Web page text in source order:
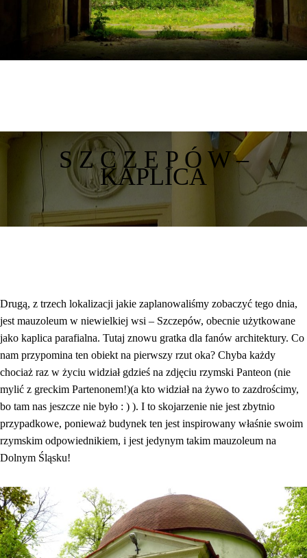
S Z C Z E P Ó W –
KAPLICA
Drugą, z trzech lokalizacji jakie zaplanowaliśmy zobaczyć tego dnia,
jest mauzoleum w niewielkiej wsi – Szczepów, obecnie użytkowane
jako kaplica parafialna. Tutaj znowu gratka dla fanów architektury. Co
nam przypomina ten obiekt na pierwszy rzut oka? Chyba każdy
chociaż raz w życiu widział gdzieś na zdjęciu rzymski Panteon (nie
mylić z greckim Partenonem!)(a kto widział na żywo to zazdrościmy,
bo tam nas jeszcze nie było : ) ). I to skojarzenie nie jest zbytnio
przypadkowe, ponieważ budynek ten jest inspirowany właśnie swoim
rzymskim odpowiednikiem, i jest jedynym takim mauzoleum na
Dolnym Śląsku!